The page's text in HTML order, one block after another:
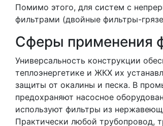
Помимо этого, для систем с
фильтрами (двойные фильтры-
Сферы применения
Универсальность конструкции
теплоэнергетике и ЖКХ их
защиты от окалины и песка. В
предохраняют насосное
используют фильтры из
Практически любой трубопровод,